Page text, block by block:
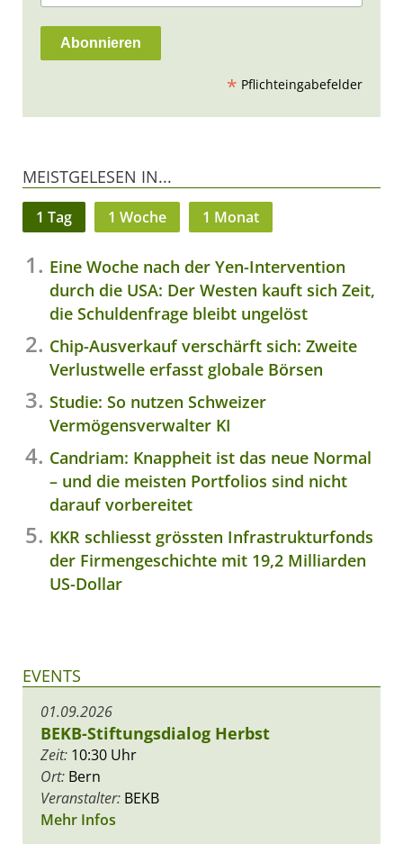
* Pflichteingabefelder
MEISTGELESEN IN...
1 Tag 1 Woche 1 Monat
Eine Woche nach der Yen-Intervention
durch die USA: Der Westen kauft sich Zeit,
die Schuldenfrage bleibt ungelöst
Chip-Ausverkauf verschärft sich: Zweite
Verlustwelle erfasst globale Börsen
Studie: So nutzen Schweizer
Vermögensverwalter KI
Candriam: Knappheit ist das neue Normal
– und die meisten Portfolios sind nicht
darauf vorbereitet
KKR schliesst grössten Infrastrukturfonds
der Firmengeschichte mit 19,2 Milliarden
US-Dollar
EVENTS
01.09.2026
BEKB-Stiftungsdialog Herbst
Zeit: 10:30 Uhr
Ort: Bern
Veranstalter: BEKB
Mehr Infos